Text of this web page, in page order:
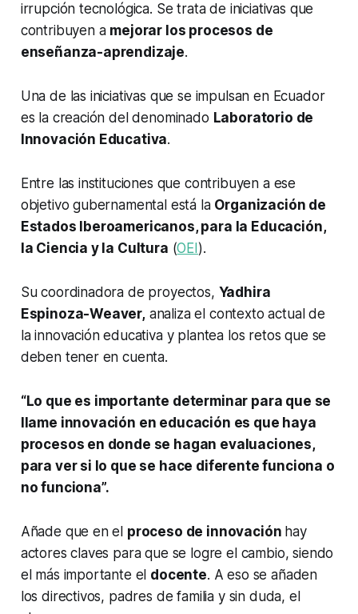
irrupción tecnológica. Se trata de iniciativas que
contribuyen a mejorar los procesos de
enseñanza-aprendizaje.
Una de las iniciativas que se impulsan en Ecuador
es la creación del denominado Laboratorio de
Innovación Educativa.
Entre las instituciones que contribuyen a ese
objetivo gubernamental está la Organización de
Estados Iberoamericanos, para la Educación,
la Ciencia y la Cultura (OEI ).
Su coordinadora de proyectos, Yadhira
Espinoza-Weaver,analiza el contexto actual de
la innovación educativa y plantea los retos que se
deben tener en cuenta.
“Lo que es importante determinar para que se
llame innovación en educación es que haya
procesos en donde se hagan evaluaciones,
para ver si lo que se hace diferente funciona o
no funciona”.
Añade que en el proceso de innovación hay
actores claves para que se logre el cambio, siendo
el más importante el docente. A eso se añaden
los directivos, padres de familia y sin duda, el